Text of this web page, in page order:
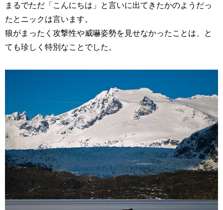
まるでただ「こんにちは」と言いに出てきたかのようだっ
たとニックは言います。
狼がまったく攻撃性や威嚇姿勢を見せなかったことは、と
ても珍しく特別なことでした。